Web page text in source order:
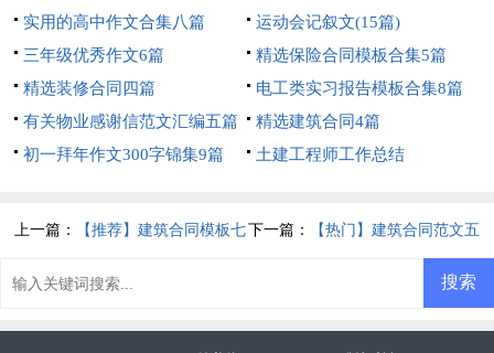
实用的高中作文合集八篇
运动会记叙文(15篇)
三年级优秀作文6篇
精选保险合同模板合集5篇
精选装修合同四篇
电工类实习报告模板合集8篇
有关物业感谢信范文汇编五篇
精选建筑合同4篇
初一拜年作文300字锦集9篇
土建工程师工作总结
上一篇： 【推荐】建筑合同模板七下一篇： 【热门】建筑合同范文五